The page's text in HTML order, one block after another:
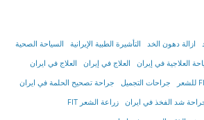
ازالة دهون الخد التأشیرة الطبیة الإیرانیة
السياحة الصحية
العلاجیة في إیران العلاج في إيران
العلاج في ايران
جراحات التجميل
جراحة تصحيح الحلمة في ايران
شد الفخذ في ايران
زراعة الشعر FIT